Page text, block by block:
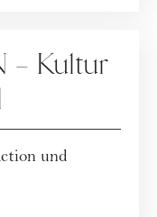
– Kultur
und